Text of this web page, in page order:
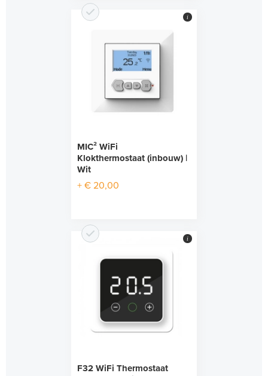
MIC² WiFi
Klokthermostaat (inbouw) |
Wit
+ € 20,00
i
F32 WiFi Thermostaat
i